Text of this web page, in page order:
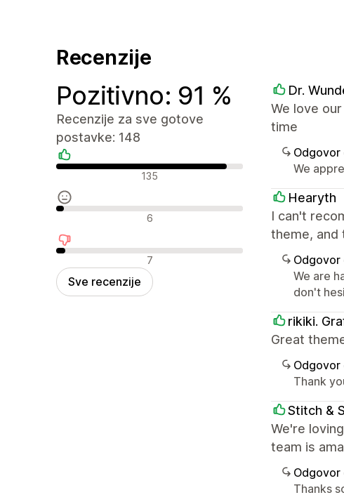
Recenzije
Pozitivno: 91 %
Recenzije za sve gotove
postavke: 148
Pozitivne recenzije
135
Neutralne recenzije
6
Negativne recenzije
7
Sve recenzije
Dr.
We love
time
Odgovor
We
Hearyth
I can't
theme, and
Odgovor
We are
don't
rikiki.
Great
Odgovor
Thank
Stitch &
We're
team is
Odgovor
Thanks